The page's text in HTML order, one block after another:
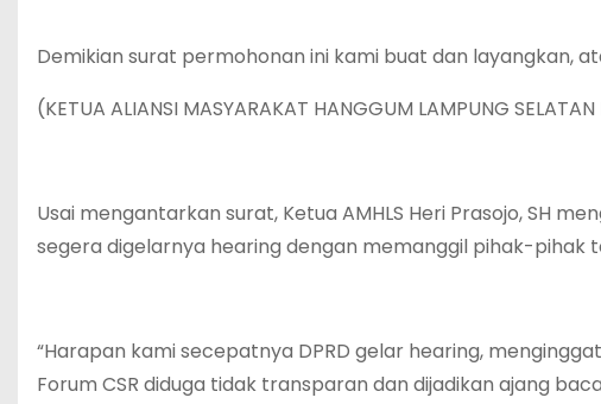
Demikian surat permohonan ini kami buat dan layangkan,
(KETUA ALIANSI MASYARAKAT HANGGUM LAMPUNG SELATAN
Usai mengantarkan surat, Ketua AMHLS Heri Prasojo, SH
segera digelarnya hearing dengan memanggil pihak-pihak
“Harapan kami secepatnya DPRD gelar hearing,
Forum CSR diduga tidak transparan dan dijadikan ajang